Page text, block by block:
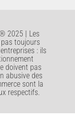
2025 | Les
toujours
: ils
doivent pas
abusive des
sont la
respectifs.